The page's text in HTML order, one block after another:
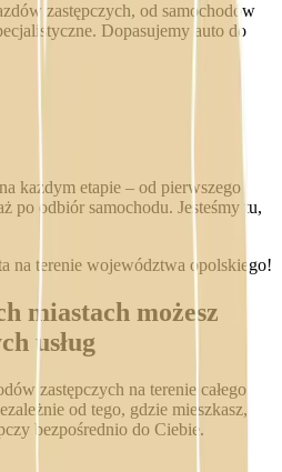
zastępczych, od samochodów
Dopasujemy auto do
każdym etapie – od pierwszego
po odbiór samochodu. Jesteśmy tu,
na terenie województwa opolskiego!
miastach możesz
usług
zastępczych na terenie całego
od tego, gdzie mieszkasz,
bezpośrednio do Ciebie.